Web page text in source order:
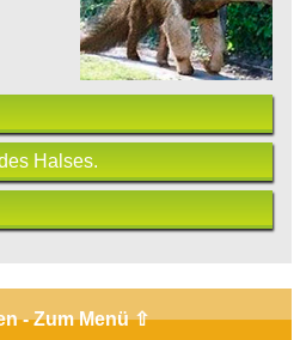
Halses.
- Zum Menü ⇧